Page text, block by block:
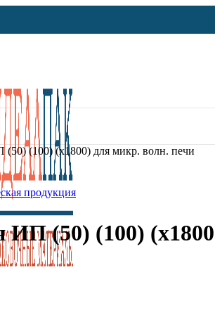
продукция
(50) (100) (х1800) для микр. волн. печи
ИП (50) (100)